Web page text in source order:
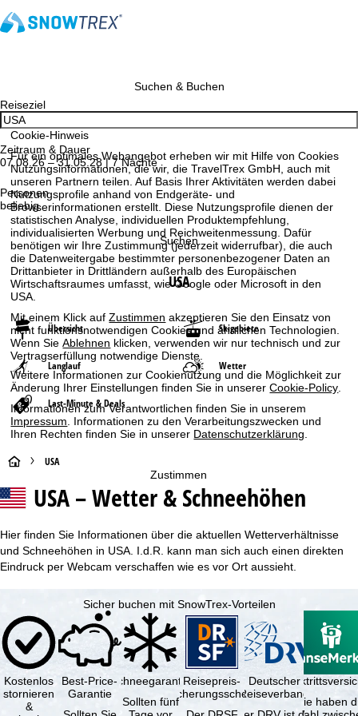
Cookie-Hinweis
Für ein optimales Webangebot erheben wir mit Hilfe von Cookies
Nutzungsinformationen, die wir, die TravelTrex GmbH, auch mit
unseren Partnern teilen. Auf Basis Ihrer Aktivitäten werden dabei
Nutzungsprofile anhand von Endgeräte- und
Browserinformationen erstellt. Diese Nutzungsprofile dienen der
statistischen Analyse, individuellen Produktempfehlung,
individualisierten Werbung und Reichweitenmessung. Dafür
benötigen wir Ihre Zustimmung (jederzeit widerrufbar), die auch
die Datenweitergabe bestimmter personenbezogener Daten an
Drittanbieter in Drittländern außerhalb des Europäischen
Wirtschaftsraumes umfasst, wie Google oder Microsoft in den
USA.
Mit einem Klick aufZustimmen akzeptieren Sie den Einsatz von
nicht funktionsnotwendigen Cookies und ähnlichen Technologien.
Wenn SieAblehnen klicken, verwenden wir nur technisch und zur
Vertragserfüllung notwendige Dienste.
Weitere Informationen zur Cookienutzung und die Möglichkeit zur
Änderung Ihrer Einstellungen finden Sie in unsererCookie-Policy
Informationen zum Verantwortlichen finden Sie in unserem
Impressum . Informationen zu den Verarbeitungszwecken und
Ihren Rechten finden Sie in unserer Datenschutzerklärung
Zustimmen
Suchen & Buchen
Reiseziel
Zeitraum & Dauer
07.08.26 – 31.05.28 | 7 Nächte
Personen
beliebig
Suchen
USA
Übersicht Skigebiete
Langlauf Wetter
Last-Minute & Deals
S
t
r
s
e
i
USA
USA – Wetter & Schneehöhen
Hier finden Sie Informationen über die aktuellen Wetterverhältnisse
und Schneehöhen in USA. I.d.R. kann man sich auch einen direkten
Eindruck per Webcam verschaffen wie es vor Ort aussieht.
Sicher buchen mit SnowTrex-Vorteilen
Kostenlos
stornieren
&
Best-Price-
Garantie
Schneegarantie
Sollten fünf
Reisepreis-
Sicherungsschein
Deutscher
Reiseverband
Sie haben